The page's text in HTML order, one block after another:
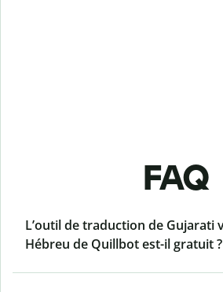
FAQ
L’outil de traduction de Gujarati
Hébreu de Quillbot est-il gratuit ?